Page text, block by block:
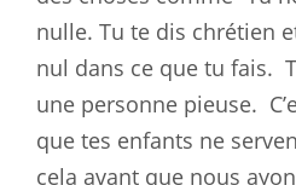
nulle. Tu te dis chrétien
nul dans ce que tu fais.
une personne pieuse.
que tes enfants ne
cela avant que nous